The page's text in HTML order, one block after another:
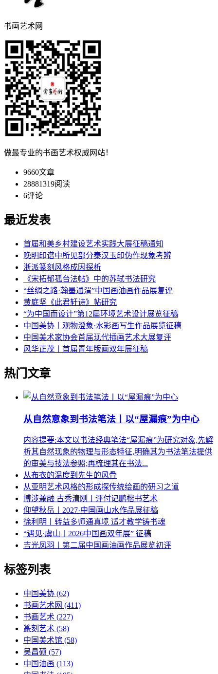
书画艺术网
做最专业的书画艺术权威网站！
9660文章
28881319阅读
6评论
最近发表
首届和美乡村建设艺术实践大展征稿通知
晚明印谱中所见部分秦汉玉印伪作现象考辨
浙派篆刻风格成因探析
《宋拓郁孤台法帖》中的苏轼书法研究
“丝绸之路·翰墨通渭”中国画油画作品展复评
黄庭坚《此君轩诗》帖研究
“为中国而设计”第12届环境艺术设计展览征稿
中国美协丨观物澄象·水彩画写生作品展览征稿
中国美术家协会首届现代插画艺术大展复评
风华正茂丨首届青年版画双年展征稿
热门文章
从自然意象到书法笔法丨以“屋漏痕”为中心
内容提要:本文以书法经典笔法“屋漏痕”为研究对象,先解
析其自然现象的物理与形态特征,明确其为书法笔法提供
的审美与技法参照;再梳理其在书法...
从布衣的温度到先生的风骨
从亚明艺术风格的形成探传统绘画的研习之道
博涉兼融 古秀清刚丨评付记鹏楷书艺术
仰望秋岳丨2027·中国画山水作品展征稿
徐利明丨转益多师通真境 适才教学铸书魂
“遇见·虞山丨2026中国画双年展” 征稿
吉光凤羽丨第二届中国画油画作品展览初评
标签列表
中国美协 (62)
书画艺术网 (411)
书画艺术 (227)
篆刻艺术 (58)
中国美术馆 (58)
吴昌硕 (57)
中国油画 (113)